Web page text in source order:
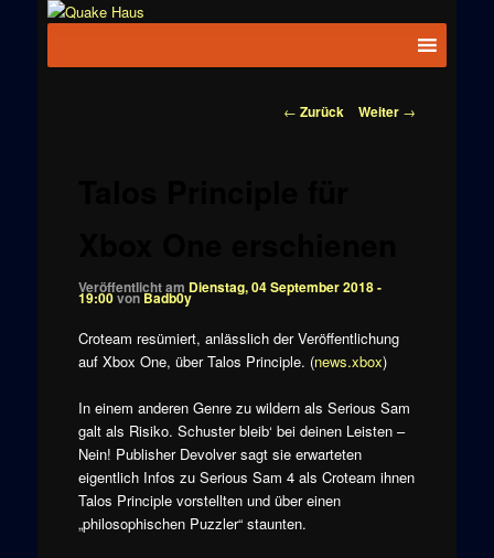
News zu
Beitragsnavigation
← Zurück Weiter →
Veröffentlicht am Dienstag, 04 September 2018 -
19:00vonBadb0y
Croteam resümiert, anlässlich der Veröffentlichung
auf Xbox One, über Talos Principle. (news.xbox)
In einem anderen Genre zu wildern als Serious Sam
galt als Risiko. Schuster bleib‘ bei deinen Leisten –
Nein! Publisher Devolver sagt sie erwarteten
eigentlich Infos zu Serious Sam 4 als Croteam ihnen
Talos Principle vorstellten und über einen
„philosophischen Puzzler“ staunten.